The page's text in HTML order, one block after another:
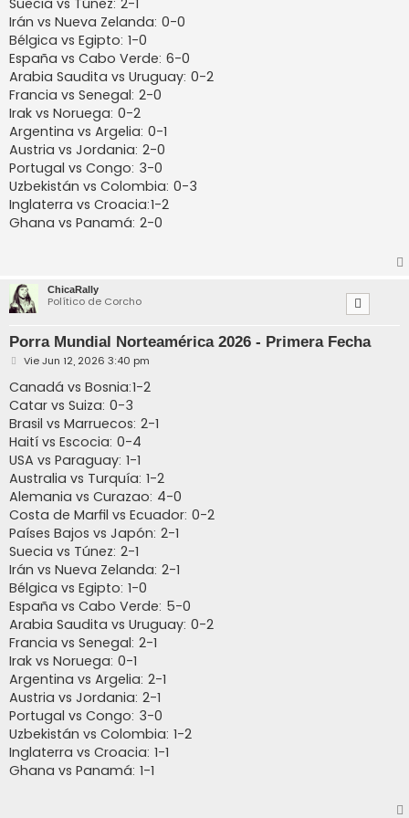
Suecia vs Túnez: 2-1
Irán vs Nueva Zelanda: 0-0
Bélgica vs Egipto: 1-0
España vs Cabo Verde: 6-0
Arabia Saudita vs Uruguay: 0-2
Francia vs Senegal: 2-0
Irak vs Noruega: 0-2
Argentina vs Argelia: 0-1
Austria vs Jordania: 2-0
Portugal vs Congo: 3-0
Uzbekistán vs Colombia: 0-3
Inglaterra vs Croacia:1-2
Ghana vs Panamá: 2-0
ChicaRally
Político de Corcho
Porra Mundial Norteamérica 2026 - Primera Fecha
M
n
s
a
j
e
Vie Jun 12, 2026 3:40 pm
Canadá vs Bosnia:1-2
Catar vs Suiza: 0-3
Brasil vs Marruecos: 2-1
Haití vs Escocia: 0-4
USA vs Paraguay: 1-1
Australia vs Turquía: 1-2
Alemania vs Curazao: 4-0
Costa de Marfil vs Ecuador: 0-2
Países Bajos vs Japón: 2-1
Suecia vs Túnez: 2-1
Irán vs Nueva Zelanda: 2-1
Bélgica vs Egipto: 1-0
España vs Cabo Verde: 5-0
Arabia Saudita vs Uruguay: 0-2
Francia vs Senegal: 2-1
Irak vs Noruega: 0-1
Argentina vs Argelia: 2-1
Austria vs Jordania: 2-1
Portugal vs Congo: 3-0
Uzbekistán vs Colombia: 1-2
Inglaterra vs Croacia: 1-1
Ghana vs Panamá: 1-1